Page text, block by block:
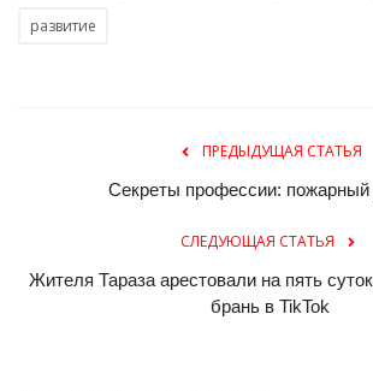
развитие
ПРЕДЫДУЩАЯ СТАТЬЯ
Секреты профессии: пожарный
СЛЕДУЮЩАЯ СТАТЬЯ
Жителя Тараза арестовали на пять
брань в TikTok